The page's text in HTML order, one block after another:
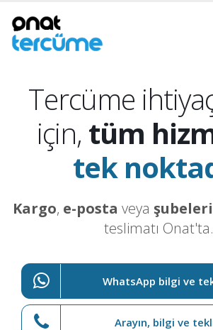
Tercüme
için, tüm
tek
Kargo, e-posta veya
teslimatı Onat'ta.
WhatsApp bilgi ve
Arayın, bilgi ve